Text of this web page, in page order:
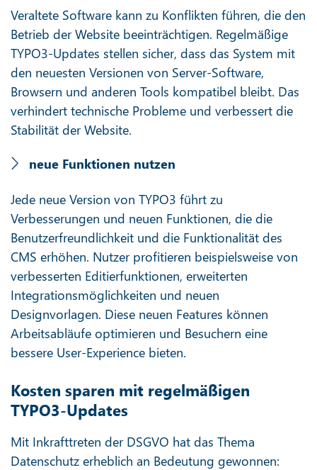
Veraltete Software kann zu Konflikten führen, die den
Betrieb der Website beeinträchtigen. Regelmäßige
TYPO3-Updates stellen sicher, dass das System mit
den neuesten Versionen von Server-Software,
Browsern und anderen Tools kompatibel bleibt. Das
verhindert technische Probleme und verbessert die
Stabilität der Website.
neue Funktionen nutzen
Jede neue Version von TYPO3 führt zu
Verbesserungen und neuen Funktionen, die die
Benutzerfreundlichkeit und die Funktionalität des
CMS erhöhen. Nutzer profitieren beispielsweise von
verbesserten Editierfunktionen, erweiterten
Integrationsmöglichkeiten und neuen
Designvorlagen. Diese neuen Features können
Arbeitsabläufe optimieren und Besuchern eine
bessere User-Experience bieten.
Kosten sparen mit regelmäßigen
TYPO3-Updates
Mit Inkrafttreten der DSGVO hat das Thema
Datenschutz erheblich an Bedeutung gewonnen: